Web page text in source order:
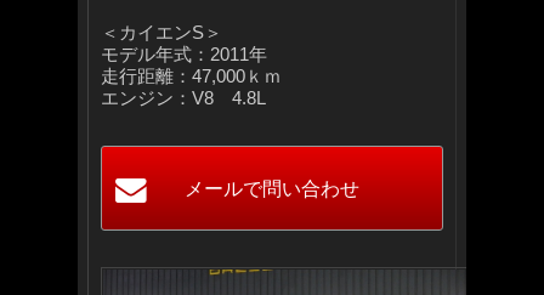
＜カイエンS＞
モデル年式：2011年
走行距離：47,000ｋｍ
エンジン：V8 4.8L